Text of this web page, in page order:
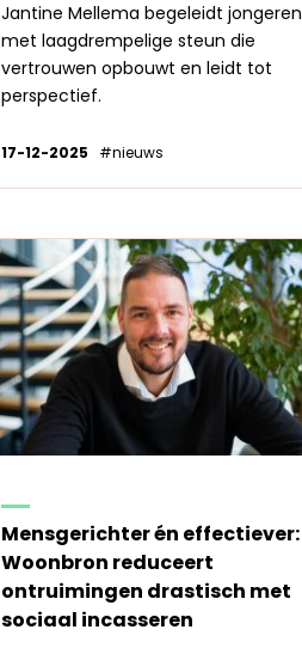
Jantine Mellema begeleidt jongeren
met laagdrempelige steun die
vertrouwen opbouwt en leidt tot
perspectief.
17-12-2025 #nieuws
Mensgerichter én effectiever:
Woonbron reduceert
ontruimingen drastisch met
sociaal incasseren